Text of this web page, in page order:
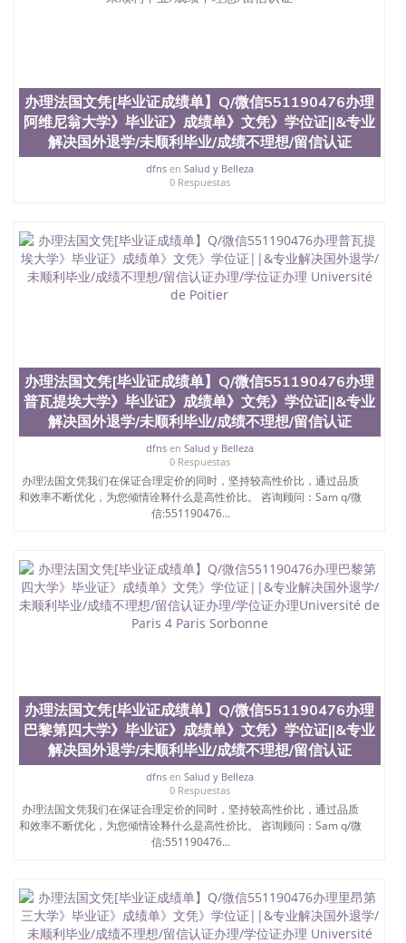
办理法国文凭[毕业证成绩单】Q/微信551190476办理
阿维尼翁大学》毕业证》成绩单》文凭》学位证||&专业
解决国外退学/未顺利毕业/成绩不理想/留信认证
dfnsen Salud y Belleza
0 Respuestas
办理法国文凭[毕业证成绩单】Q/微信551190476办理
普瓦提埃大学》毕业证》成绩单》文凭》学位证||&专业
解决国外退学/未顺利毕业/成绩不理想/留信认证
dfnsen Salud y Belleza
0 Respuestas
办理法国文凭我们在保证合理定价的同时，坚持较高性价比，通过品质
和效率不断优化，为您倾情诠释什么是高性价比。 咨询顾问：Sam q/微
信:551190476...
办理法国文凭[毕业证成绩单】Q/微信551190476办理
巴黎第四大学》毕业证》成绩单》文凭》学位证||&专业
解决国外退学/未顺利毕业/成绩不理想/留信认证
dfnsen Salud y Belleza
0 Respuestas
办理法国文凭我们在保证合理定价的同时，坚持较高性价比，通过品质
和效率不断优化，为您倾情诠释什么是高性价比。 咨询顾问：Sam q/微
信:551190476...